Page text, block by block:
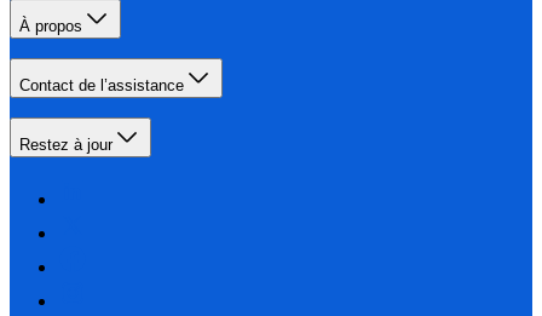
À propos
Contact de l’assistance
Restez à jour